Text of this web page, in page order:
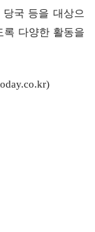
국 등을 대상으
록 다양한 활동을